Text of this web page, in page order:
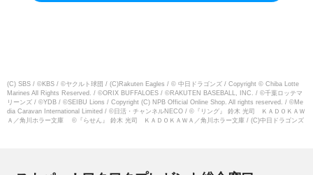
(C) SBS / ©KBS / ©ヤクルト球団 / (C)Rakuten Eagles / © 中日ドラゴンズ / Copyright © Chiba Lotte
Marines All Rights Reserved. / ©ORIX BUFFALOES / ©RAKUTEN BASEBALL, INC. / ©千葉ロッテマ
リーンズ / ©YDB / ©SEIBU Lions / Copyright (C) NPB Official Online Shop. All rights reserved. / ©Me
dia Caravan International Limited / ©日活・チャンネルNECO / ©『リング』 鈴木 光司 ＫＡＤＯＫＡＷ
Ａ／角川ホラー文庫 ©『らせん』 鈴木 光司 ＫＡＤＯＫＡＷＡ／角川ホラー文庫 / (C)中日ドラゴンズ